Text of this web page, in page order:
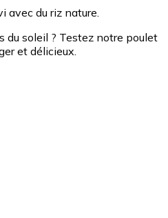
avec du riz nature.
du soleil ? Testez notre poulet
et délicieux.